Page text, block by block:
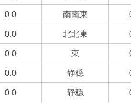
0.0 南南東
0.0 北北東
0.0 東
0.0 静穏
0.0 静穏